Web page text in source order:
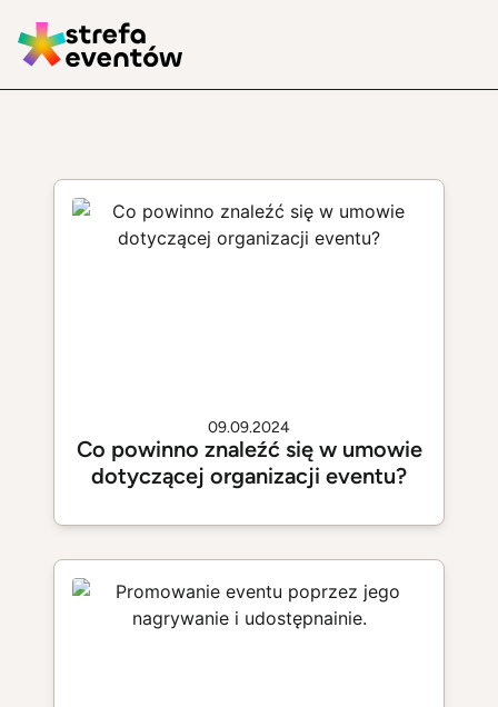
09.09.2024
Co powinno znaleźć się w umowie
dotyczącej organizacji eventu?